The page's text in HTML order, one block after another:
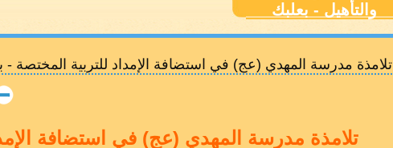
والتأهيل - بعلبك
تلامذة مدرسة المهدي (عج) في استضافة الإمداد للتربية المختصة -
تلامذة مدرسة المهدي (عج) في استضافة